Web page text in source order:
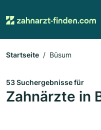
Startseite Büsum
53 Suchergebnisse für
Zahnärzte in